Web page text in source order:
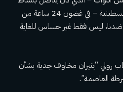
لقمع حقوق حركة التضامن الفلسطينية – في غضون 24 ساعة من
ليس فقط غير حساس للغاية
رولي “يثيران مخاوف جدية بشأن
العاصمة”.